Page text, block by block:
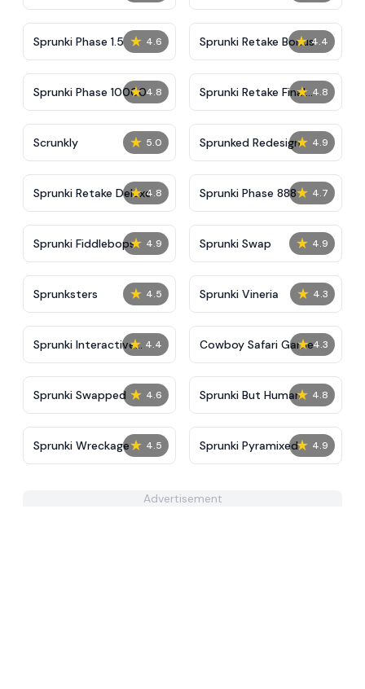
★ 4.6
Sprunki Phase 1.5 ★ 4.4
Sprunki Retake Bonus
★ 4.8
Sprunki Phase 10000 ★ 4.8
Sprunki Retake Final
Update
★ 5.0
Scrunkly ★ 4.9
Sprunked Redesign
★ 4.8
Sprunki Retake Deluxe ★ 4.7
Sprunki Phase 888
★ 4.9
Sprunki Fiddlebops ★ 4.9
Sprunki Swap
★ 4.5
Sprunksters ★ 4.3
Sprunki Vineria
★ 4.4
Sprunki Interactive
Tunner
★ 4.3
Cowboy Safari Game
★ 4.6
Sprunki Swapped ★ 4.8
Sprunki But Human
★ 4.5
Sprunki Wreckage ★ 4.9
Sprunki Pyramixed
Advertisement